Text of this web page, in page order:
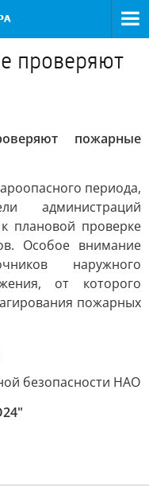
проверяют
пожарные
периода,
администраций
плановой проверке
Особое внимание
наружного
от которого
пожарных
безопасности НАО